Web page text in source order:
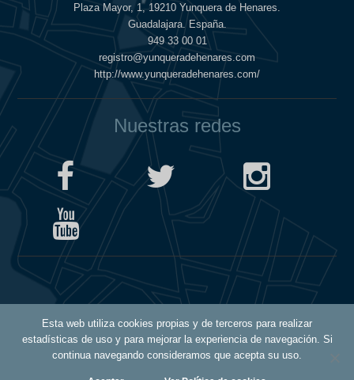
Esta web utiliza cookies propias y de terceros para realizar
estadísticas de uso y para mejorar la experiencia de navegación. Si
continua navegando consideramos que acepta su uso.
Plaza Mayor, 1, 19210 Yunquera de Henares.
Guadalajara. España.
949 33 00 01
registro@yunqueradehenares.com
http://www.yunqueradehenares.com/
Nuestras redes
Política de Cookies
Política de Privacidad
Aviso Legal